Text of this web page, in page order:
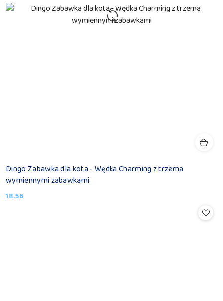
Dingo Zabawka dla kota - Wędka Charming z trzema
wymiennymi zabawkami
Cena:
18.56